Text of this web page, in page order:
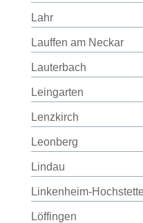
Lahr
Lauffen am Neckar
Lauterbach
Leingarten
Lenzkirch
Leonberg
Lindau
Linkenheim-
Löffingen